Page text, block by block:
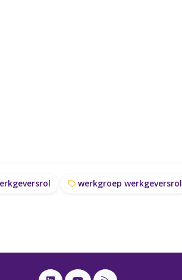
werkgroep werkgeversrol